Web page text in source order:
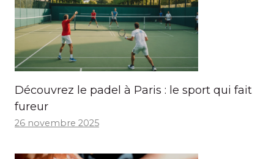
Découvrez le padel à Paris : le sport qui fait
fureur
26 novembre 2025